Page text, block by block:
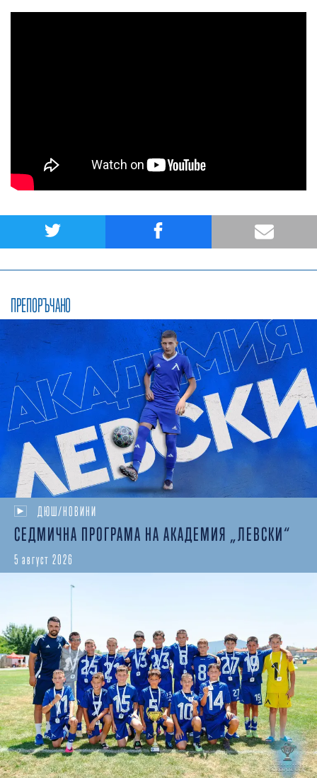
ПРЕПОРЪЧАНО
ДЮШ/НОВИНИ
СЕДМИЧНА ПРОГРАМА НА АКАДЕМИЯ „ЛЕВСКИ“
5 август 2026